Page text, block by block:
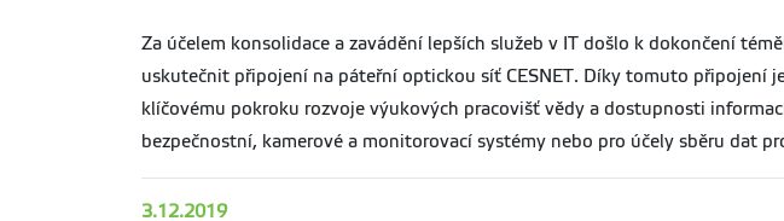
Za účelem konsolidace a zavádění lepších služeb v IT došlo k dokončení
uskutečnit připojení na páteřní optickou síť CESNET. Díky tomuto připojení
klíčovému pokroku rozvoje výukových pracovišť vědy a dostupnosti
bezpečnostní, kamerové a monitorovací systémy nebo pro účely sběru dat
3.12.2019